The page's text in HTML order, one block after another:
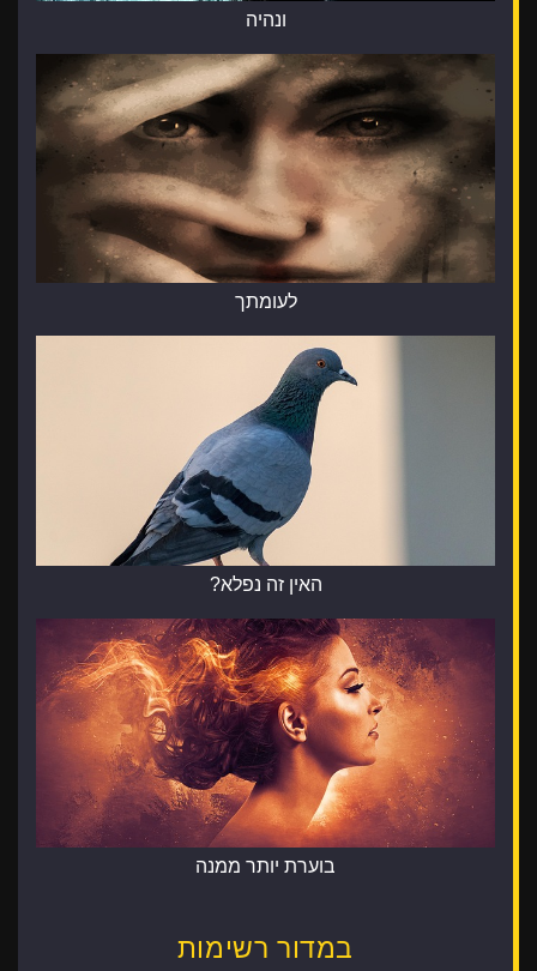
ונהיה
לעומתך
האין זה נפלא?
בוערת יותר ממנה
במדור רשימות